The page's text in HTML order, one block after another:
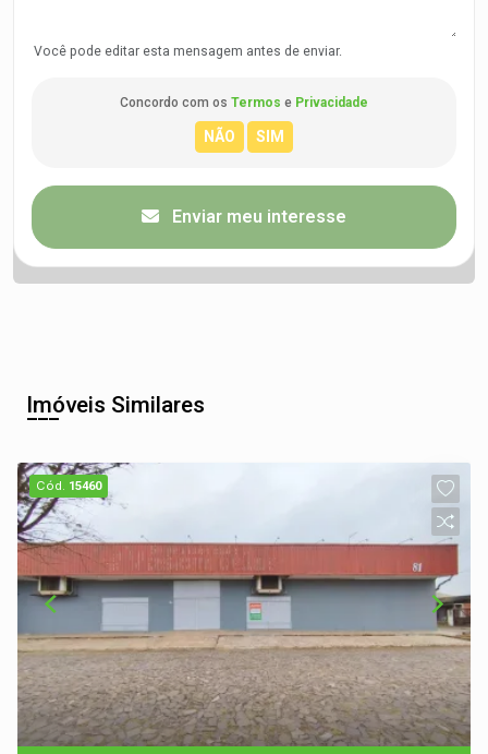
Você pode editar esta mensagem antes de enviar.
Concordo com os Termos e Privacidade
Enviar meu interesse
Imóveis Similares
Cód. 15460